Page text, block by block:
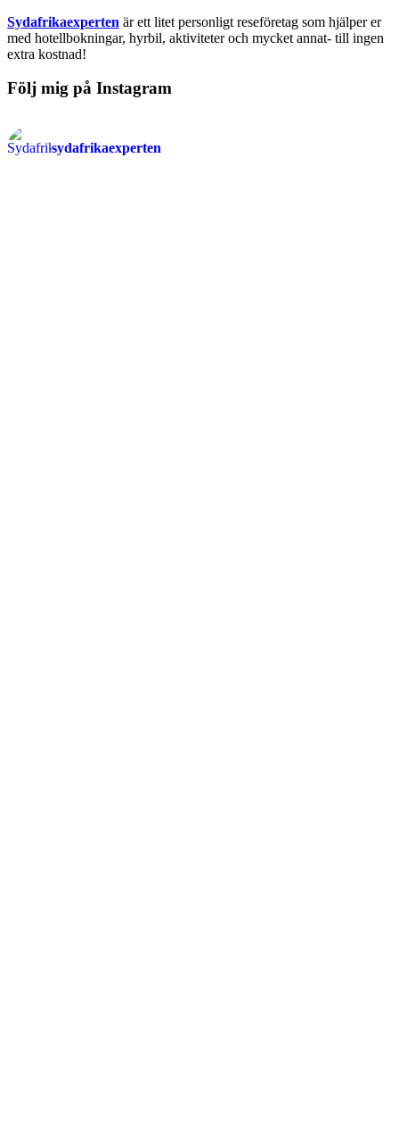
Sydafrikaexperten är ett litet personligt reseföretag som hjälper er
med hotellbokningar, hyrbil, aktiviteter och mycket annat- till ingen
extra kostnad!
Följ mig på Instagram
sydafrikaexperten